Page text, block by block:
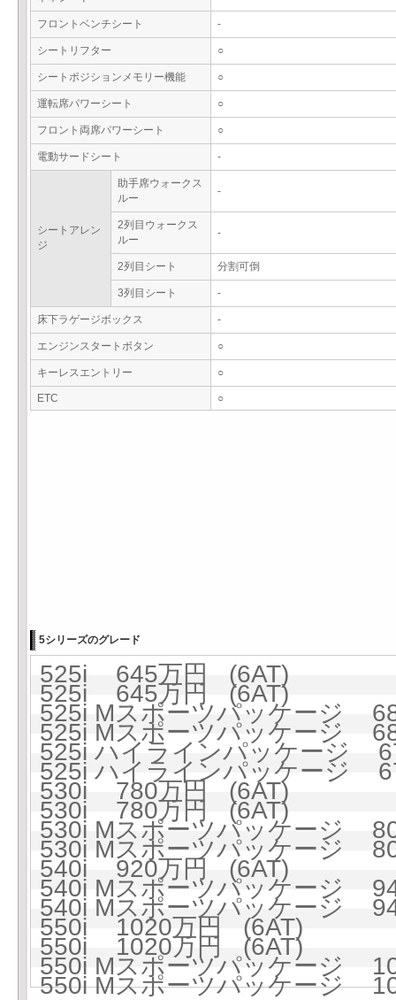
フロントベンチシート -
シートリフター ○
シートポジションメモリー機能 ○
運転席パワーシート ○
フロント両席パワーシート ○
電動サードシート -
シートアレン
ジ
助手席ウォークス
ルー
-
2列目ウォークス
ルー
-
2列目シート 分割可倒
3列目シート -
床下ラゲージボックス -
エンジンスタートボタン ○
キーレスエントリー ○
ETC ○
5シリーズのグレード
525i 645万円 (6AT)
525i 645万円 (6AT)
525i Mスポーツパッケージ
525i Mスポーツパッケージ
525i ハイラインパッケージ
525i ハイラインパッケージ
530i 780万円 (6AT)
530i 780万円 (6AT)
530i Mスポーツパッケージ
530i Mスポーツパッケージ
540i 920万円 (6AT)
540i Mスポーツパッケージ
540i Mスポーツパッケージ
550i 1020万円 (6AT)
550i 1020万円 (6AT)
550i Mスポーツパッケージ
550i Mスポーツパッケージ